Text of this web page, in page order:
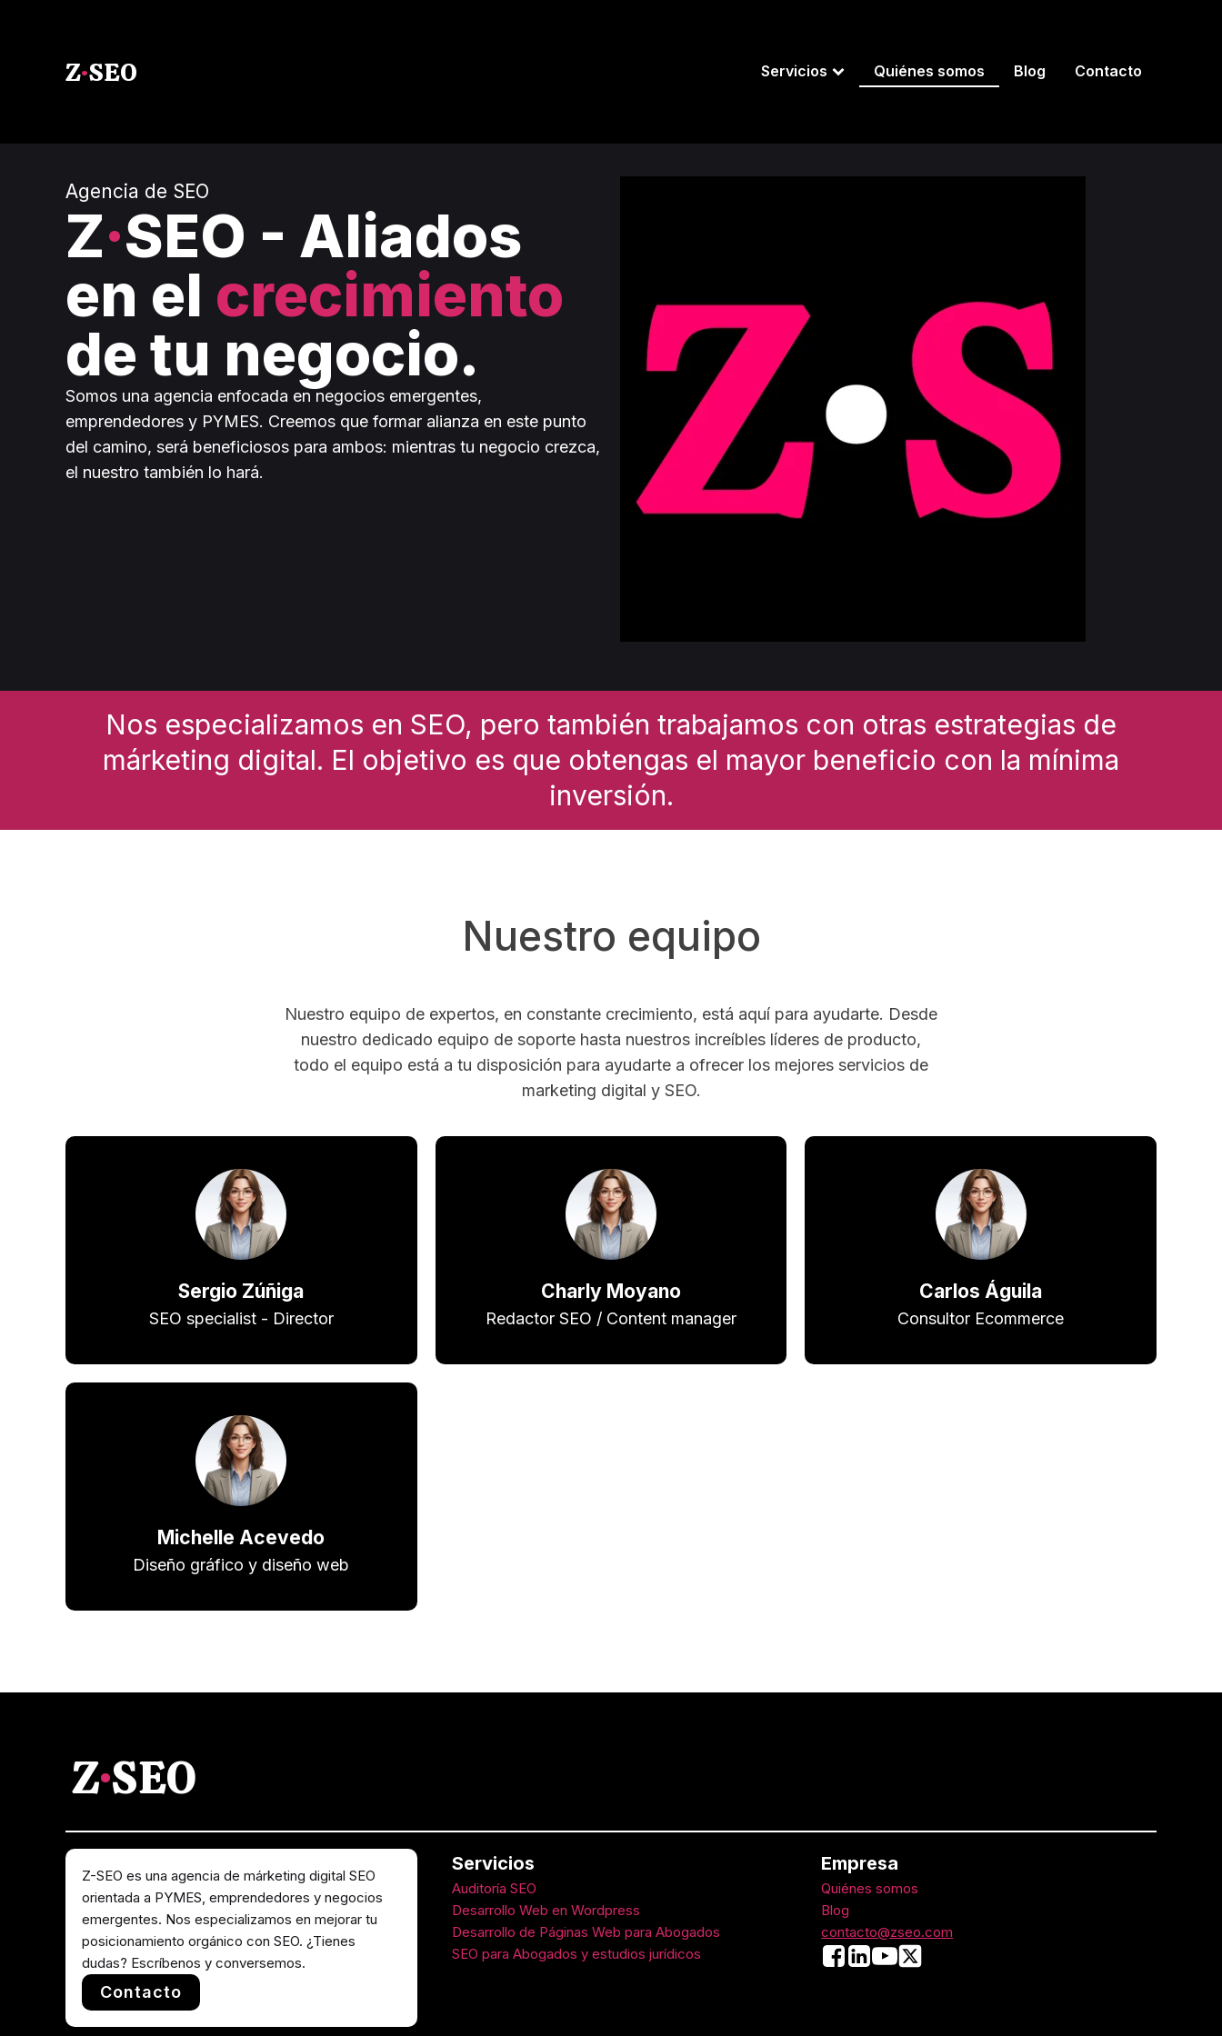
Z·SEO Servicios Quiénes somos Blog Contacto
Agencia de SEO
Z·SEO - Aliados
en el crecimiento
de tu negocio.
Somos una agencia enfocada en negocios emergentes,
emprendedores y PYMES. Creemos que formar alianza en este punto
del camino, será beneficiosos para ambos: mientras tu negocio crezca,
el nuestro también lo hará.
Nos especializamos en SEO, pero también trabajamos con otras estrategias de
márketing digital. El objetivo es que obtengas el mayor beneficio con la mínima
inversión.
Nuestro equipo
Nuestro equipo de expertos, en constante crecimiento, está aquí para ayudarte. Desde
nuestro dedicado equipo de soporte hasta nuestros increíbles líderes de producto,
todo el equipo está a tu disposición para ayudarte a ofrecer los mejores servicios de
marketing digital y SEO.
Sergio Zúñiga
SEO specialist - Director
Charly Moyano
Redactor SEO / Content manager
Carlos Águila
Consultor Ecommerce
Michelle Acevedo
Diseño gráfico y diseño web
Z·SEO
Z-SEO es una agencia de márketing digital SEO
orientada a PYMES, emprendedores y negocios
emergentes. Nos especializamos en mejorar tu
posicionamiento orgánico con SEO. ¿Tienes
dudas? Escríbenos y conversemos.
Contacto
Servicios
Auditoría SEO
Desarrollo Web en Wordpress
Desarrollo de Páginas Web para Abogados
SEO para Abogados y estudios jurídicos
Empresa
Quiénes somos
Blog
contacto@zseo.com